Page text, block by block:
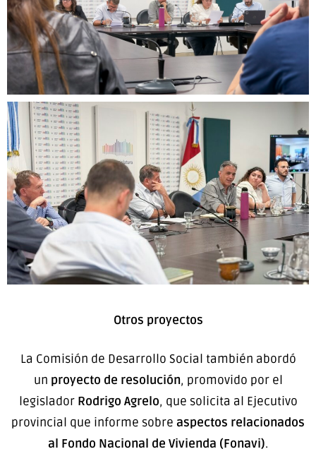
Otros proyectos
La Comisión de Desarrollo Social también abordó
un proyecto de resolución, promovido por el
legislador Rodrigo Agrelo, que solicita al Ejecutivo
provincial que informe sobre aspectos relacionados
al Fondo Nacional de Vivienda (Fonavi).